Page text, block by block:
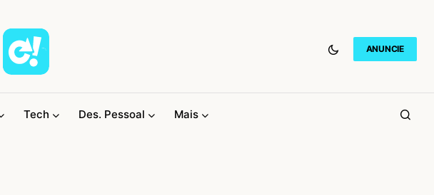
ANUNCIE
Tech Des. Pessoal Mais